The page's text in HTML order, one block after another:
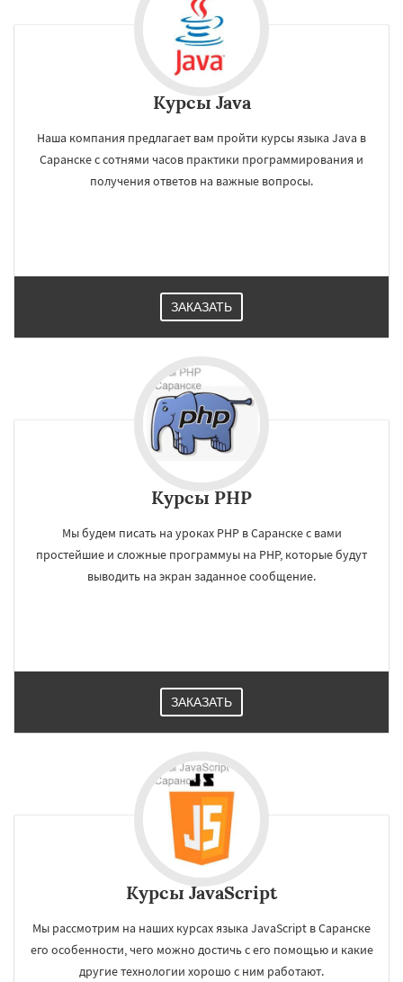
Курсы Java
Наша компания предлагает вам пройти курсы языка Java в
Саранске с сотнями часов практики программирования и
получения ответов на важные вопросы.
ЗАКАЗАТЬ
Курсы PHP
Мы будем писать на уроках PHP в Саранске с вами
простейшие и сложные программуы на PHP, которые будут
выводить на экран заданное сообщение.
ЗАКАЗАТЬ
Курсы JavaScript
Мы рассмотрим на наших курсах языка JavaScript в Саранске
его особенности, чего можно достичь с его помощью и какие
другие технологии хорошо с ним работают.